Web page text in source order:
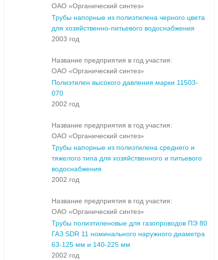
ОАО «Органический синтез»
Трубы напорные из полиэтилена черного цвета
для хозяйственно-питьевого водоснабжения
2003 год
Название предприятия в год участия:
ОАО «Органический синтез»
Полиэтилен высокого давления марки 11503-
070
2002 год
Название предприятия в год участия:
ОАО «Органический синтез»
Трубы напорные из полиэтилена среднего и
тяжелого типа для хозяйственного и питьевого
водоснабжения
2002 год
Название предприятия в год участия:
ОАО «Органический синтез»
Трубы полиэтиленовые для газопроводов ПЭ 80
ГАЗ SDR 11 номинального наружного диаметра
63-125 мм и 140-225 мм
2002 год